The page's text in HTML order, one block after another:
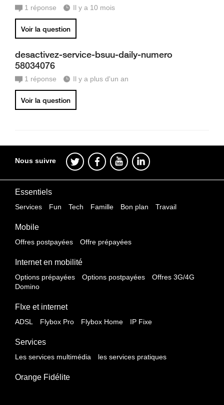
1 réponse Il y a 10 mois
Voir la question
desactivez-service-bsuu-daily-numero
58034076
1 réponse Il y a plus d'un an
Voir la question
Nous suivre
Essentiels
Services Fun Tech Famille Bon plan Travail
Mobile
Offres postpayées Offre prépayées
Internet en mobilité
Options prépayées Options postpayées
Offres 3G/4G
Domino
FIxe et internet
ADSL Flybox Pro Flybox Home IP Fixe
Services
Les services multimédia les services pratiques
Orange Fidélite